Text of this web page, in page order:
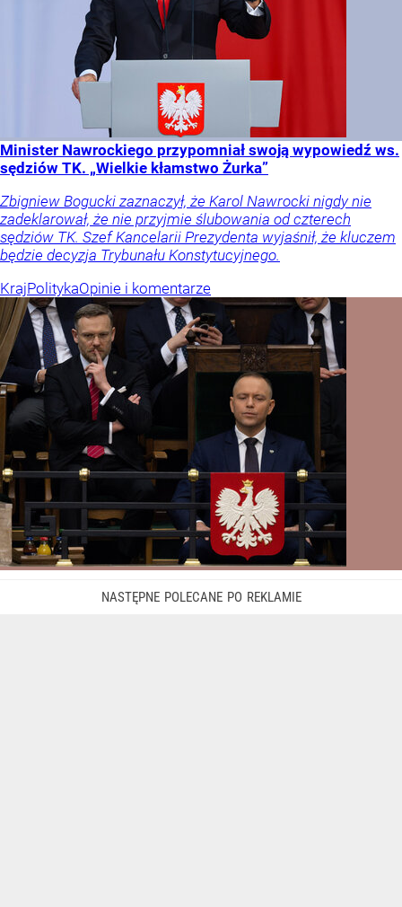
Minister Nawrockiego przypomniał swoją wypowiedź ws.
sędziów TK. „Wielkie kłamstwo Żurka”
Zbigniew Bogucki zaznaczył, że Karol Nawrocki nigdy nie
zadeklarował, że nie przyjmie ślubowania od czterech
sędziów TK. Szef Kancelarii Prezydenta wyjaśnił, że kluczem
będzie decyzja Trybunału Konstytucyjnego.
KrajPolitykaOpinie i komentarze